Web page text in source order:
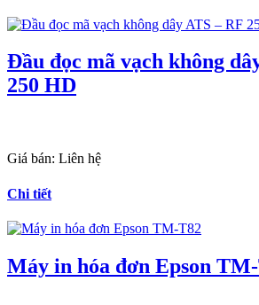
Đầu đọc mã vạch không
250 HD
Giá bán: Liên hệ
Chi tiết
Máy in hóa đơn Epson